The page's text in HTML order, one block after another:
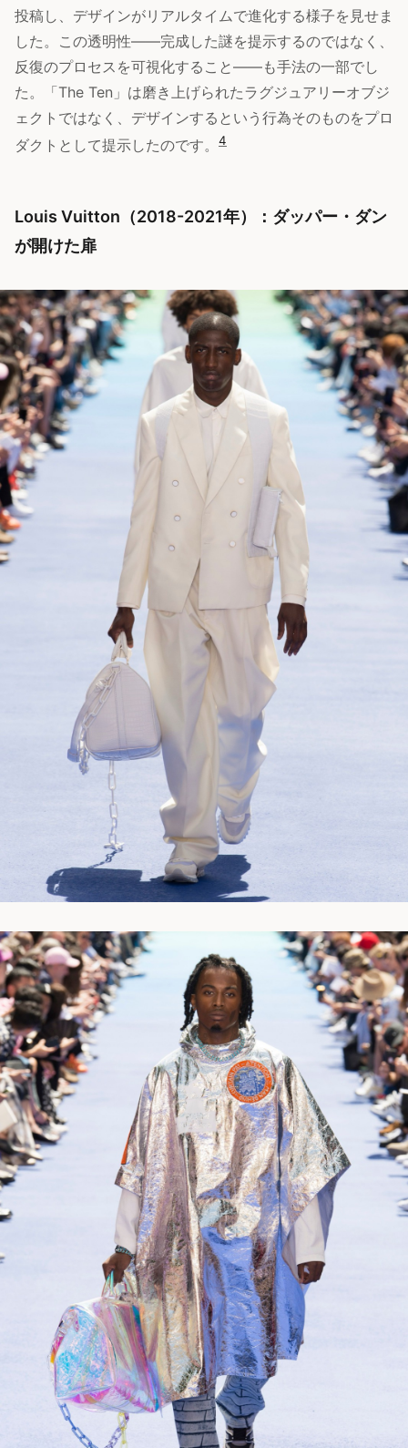
投稿し、デザインがリアルタイムで進化する様子を見せま
した。この透明性——完成した謎を提示するのではなく、
反復のプロセスを可視化すること——も手法の一部でし
た。「The Ten」は磨き上げられたラグジュアリーオブジ
ェクトではなく、デザインするという行為そのものをプロ
ダクトとして提示したのです。
4
Louis Vuitton（2018-2021年）：ダッパー・ダン
が開けた扉